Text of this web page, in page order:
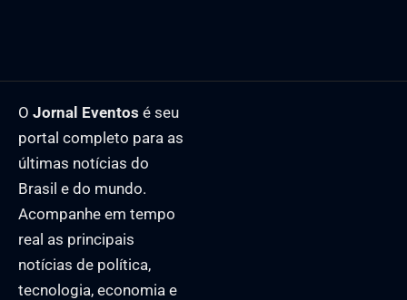
O Jornal Eventos é seu
portal completo para as
últimas notícias do
Brasil e do mundo.
Acompanhe em tempo
real as principais
notícias de política,
tecnologia, economia e